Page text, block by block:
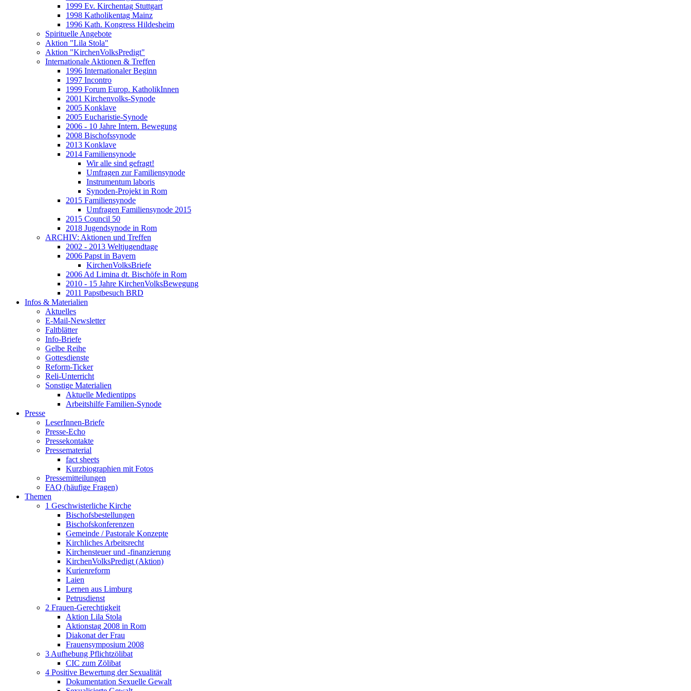
1999 Ev. Kirchentag Stuttgart
1998 Katholikentag Mainz
1996 Kath. Kongress Hildesheim
Spirituelle Angebote
Aktion "Lila Stola"
Aktion "KirchenVolksPredigt"
Internationale Aktionen & Treffen
1996 Internationaler Beginn
1997 Incontro
1999 Forum Europ. KatholikInnen
2001 Kirchenvolks-Synode
2005 Konklave
2005 Eucharistie-Synode
2006 - 10 Jahre Intern. Bewegung
2008 Bischofssynode
2013 Konklave
2014 Familiensynode
Wir alle sind gefragt!
Umfragen zur Familiensynode
Instrumentum laboris
Synoden-Projekt in Rom
2015 Familiensynode
Umfragen Familiensynode 2015
2015 Council 50
2018 Jugendsynode in Rom
ARCHIV: Aktionen und Treffen
2002 - 2013 Weltjugendtage
2006 Papst in Bayern
KirchenVolksBriefe
2006 Ad Limina dt. Bischöfe in Rom
2010 - 15 Jahre KirchenVolksBewegung
2011 Papstbesuch BRD
Infos & Materialien
Aktuelles
E-Mail-Newsletter
Faltblätter
Info-Briefe
Gelbe Reihe
Gottesdienste
Reform-Ticker
Reli-Unterricht
Sonstige Materialien
Aktuelle Medientipps
Arbeitshilfe Familien-Synode
Presse
LeserInnen-Briefe
Presse-Echo
Pressekontakte
Pressematerial
fact sheets
Kurzbiographien mit Fotos
Pressemitteilungen
FAQ (häufige Fragen)
Themen
1 Geschwisterliche Kirche
Bischofsbestellungen
Bischofskonferenzen
Gemeinde / Pastorale Konzepte
Kirchliches Arbeitsrecht
Kirchensteuer und -finanzierung
KirchenVolksPredigt (Aktion)
Kurienreform
Laien
Lernen aus Limburg
Petrusdienst
2 Frauen-Gerechtigkeit
Aktion Lila Stola
Aktionstag 2008 in Rom
Diakonat der Frau
Frauensymposium 2008
3 Aufhebung Pflichtzölibat
CIC zum Zölibat
4 Positive Bewertung der Sexualität
Dokumentation Sexuelle Gewalt